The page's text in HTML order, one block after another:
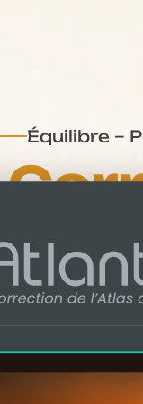
Équilibre –
de
Des
Contactez les